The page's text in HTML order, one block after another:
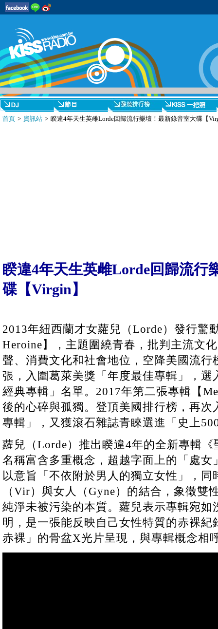
首頁 > 資訊站 > 睽違4年天生英雌Lorde回歸流行樂壇！最新錄音室大碟【
睽違4年天生英雌Lorde回歸流行
碟【Virgin】
2013年紐西蘭才女蘿兒（Lorde）發行驚
Heroine】，主題圍繞青春，批判主流文
聲、消費文化和社會地位，空降美國流行
張，入圍葛萊美獎「年度最佳專輯」，選
經典專輯」名單。2017年第二張專輯【
後的心碎與孤獨。登頂美國排行榜，再次
專輯」，又獲滾石雜誌青睞選進「史上
蘿兒（Lorde）推出睽違4年的全新專輯
名稱富含多重概念，超越字面上的「處女
以意旨「不依附於男人的獨立女性」，同
（Vir）與女人（Gyne）的結合，象徵雙
純淨未被污染的本質。蘿兒表示專輯宛如
明，是一張能反映自己女性特質的赤裸
赤裸」的骨盆X光片呈現，與專輯概念相